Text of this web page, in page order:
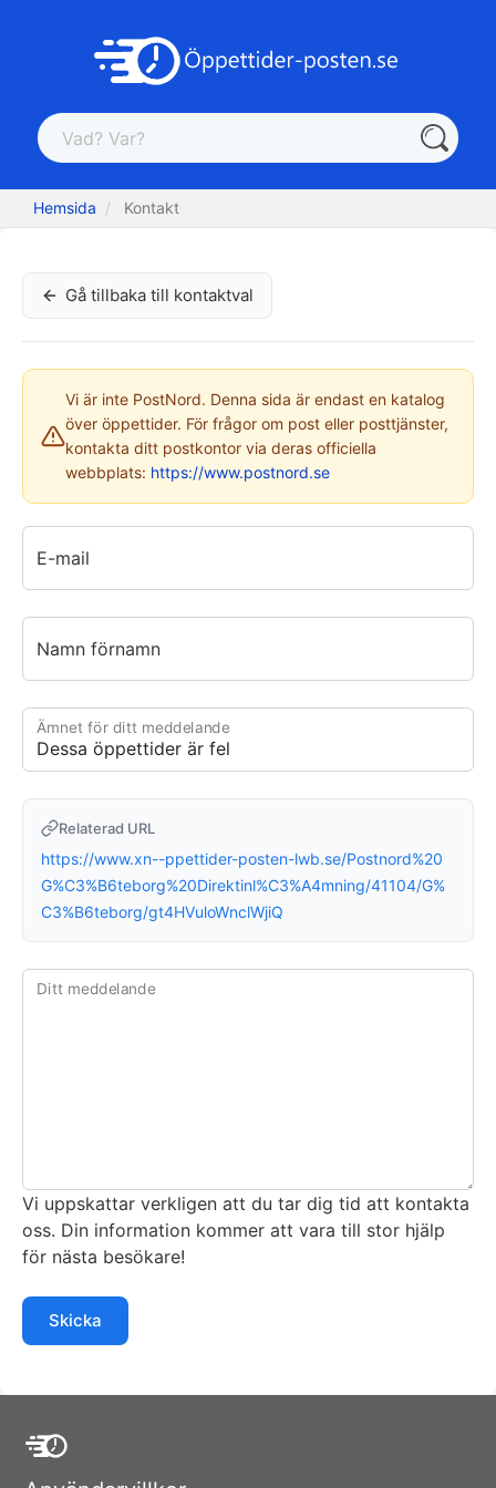
Hemsida Kontakt
Gå tillbaka till kontaktval
Vi är inte PostNord. Denna sida är endast en katalog
över öppettider. För frågor om post eller posttjänster,
kontakta ditt postkontor via deras officiella
webbplats: https://www.postnord.se
E-mail
Namn förnamn
Ämnet för ditt meddelande
Relaterad URL
https://www.xn--ppettider-posten-lwb.se/Postnord%20
G%C3%B6teborg%20Direktinl%C3%A4mning/41104/G%
C3%B6teborg/gt4HVuloWnclWjiQ
Ditt meddelande
Vi uppskattar verkligen att du tar dig tid att kontakta
oss. Din information kommer att vara till stor hjälp
för nästa besökare!
Skicka